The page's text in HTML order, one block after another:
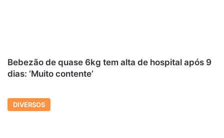
Bebezão de quase 6kg tem alta de hospital após 9
dias: ‘Muito contente’
DIVERSOS